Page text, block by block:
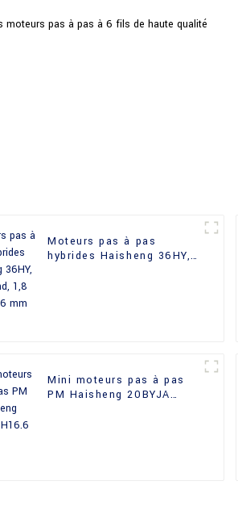
Moteurs pas à pas
hybrides Haisheng 36HY,
Mini moteurs pas à pas
PM Haisheng 20BYJA